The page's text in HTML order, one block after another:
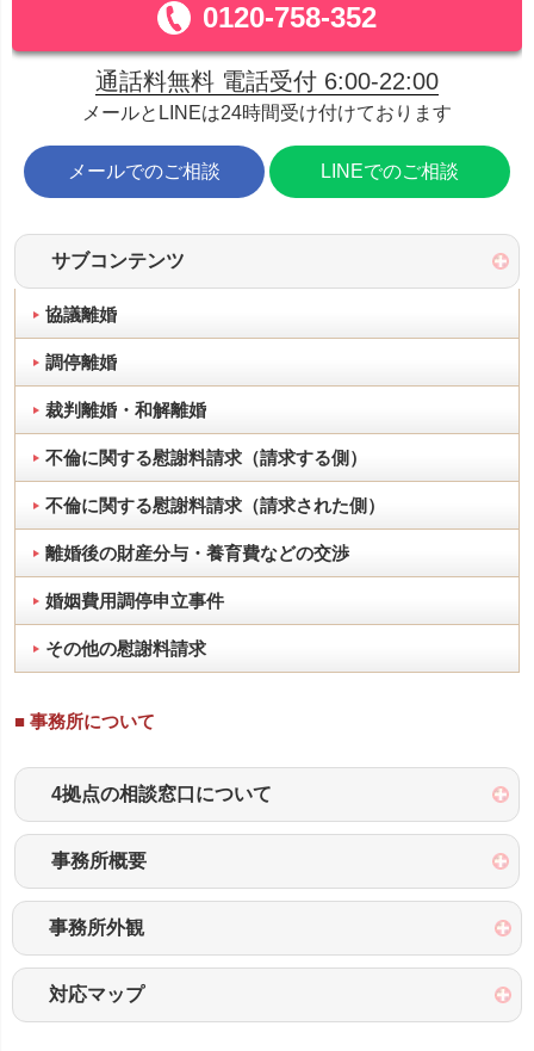
0120-758-352
通話料無料 電話受付 6:00-22:00
メールとLINEは24時間受け付けております
メールでのご相談 LINEでのご相談
サブコンテンツ
協議離婚
調停離婚
裁判離婚・和解離婚
不倫に関する慰謝料請求（請求する側）
不倫に関する慰謝料請求（請求された側）
離婚後の財産分与・養育費などの交渉
婚姻費用調停申立事件
その他の慰謝料請求
■ 事務所について
4拠点の相談窓口について
事務所概要
事務所外観
対応マップ